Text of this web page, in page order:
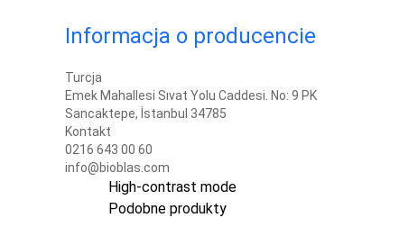
Informacja o producencie
Turcja
Emek Mahallesi Sıvat Yolu Caddesi. No: 9 PK
Sancaktepe, İstanbul 34785
Kontakt
0216 643 00 60
info@bioblas.com
High-contrast mode
Podobne produkty